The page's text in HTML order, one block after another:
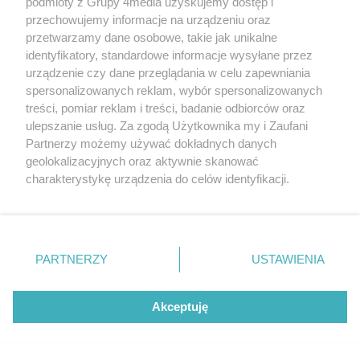
Radomiak bezradny w starciu z Górnikiem.
Zabrzanie zdominowali Zielonych i pewnie
wygrali przy Struga
Data dodania artykułu:
08.08.2026 16:40
Kategorie artykułu:
Sport Piłka nożna
NAJNOWSZE
przechowujemy informacje na urządzeniu oraz
przetwarzamy dane osobowe, takie jak unikalne
identyfikatory, standardowe informacje wysyłane przez
urządzenie czy dane przeglądania w celu zapewniania
spersonalizowanych reklam, wybór spersonalizowanych
treści, pomiar reklam i treści, badanie odbiorców oraz
ulepszanie usług. Za zgodą Użytkownika my i Zaufani
Partnerzy możemy używać dokładnych danych
geolokalizacyjnych oraz aktywnie skanować
charakterystykę urządzenia do celów identyfikacji.
zmienić/wycofać klikając przycisk ustawień prywatności
znajdujący się w lewym dolnym rogu strony
. Niektóre
użytkownika, ale masz prawo sprzeciwić się takiemu
przetwarzaniu. Preferencje będą miały zastosowania tylko
PARTNERZY USTAWIENIA
Akceptuję